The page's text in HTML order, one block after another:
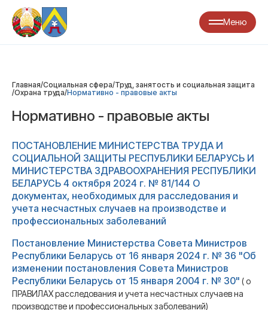
Меню
Главная/Социальная сфера/Труд, занятость и социальная защита
/Охрана труда/Нормативно - правовые акты
Нормативно - правовые акты
ПОСТАНОВЛЕНИЕ МИНИСТЕРСТВА ТРУДА И
СОЦИАЛЬНОЙ ЗАЩИТЫ РЕСПУБЛИКИ БЕЛАРУСЬ И
МИНИСТЕРСТВА ЗДРАВООХРАНЕНИЯ РЕСПУБЛИКИ
БЕЛАРУСЬ 4 октября 2024 г. № 81/144 О
документах, необходимых для расследования и
учета несчастных случаев на производстве и
профессиональных заболеваний
Постановление Министерства Совета Министров
Республики Беларусь от 16 января 2024 г. № 36 "Об
изменении постановления Совета Министров
Республики Беларусь от 15 января 2004 г. № 30" ( о
ПРАВИЛАХ расследования и учета несчастных случаев на
производстве и профессиональных заболеваний)